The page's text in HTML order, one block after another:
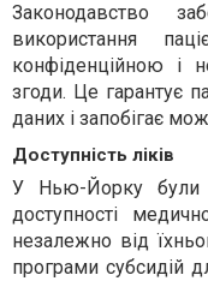
Законодавство
використання
конфіденційною і
згоди. Це гарантує
даних і запобігає
Доступність ліків
У Нью-Йорку були
доступності
незалежно від
програми субсидій